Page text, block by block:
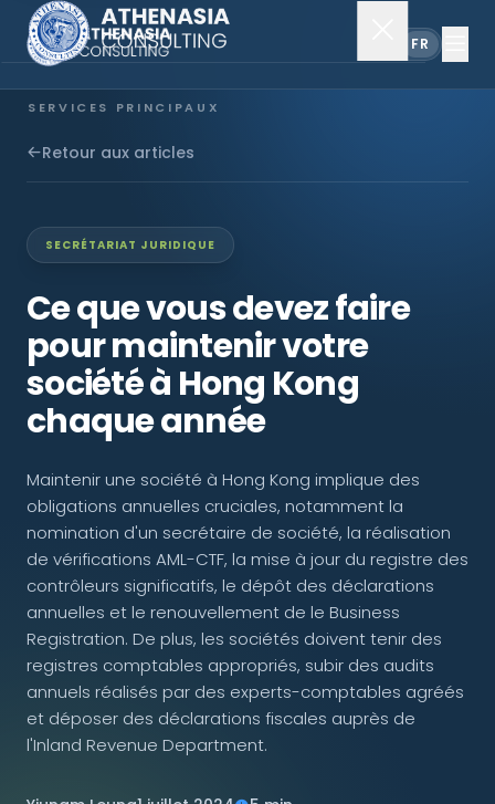
FR
SERVICES PRINCIPAUX
Constitution de société
EXPLORER
À propos
NOUS SUIVRE
Contactez-nous
Retour aux articles
SECRÉTARIAT JURIDIQUE
Ce que vous devez faire
pour maintenir votre
société à Hong Kong
chaque année
Maintenir une société à Hong Kong implique des
obligations annuelles cruciales, notamment la
nomination d'un secrétaire de société, la réalisation
de vérifications AML-CTF, la mise à jour du registre des
contrôleurs significatifs, le dépôt des déclarations
annuelles et le renouvellement de le Business
Registration. De plus, les sociétés doivent tenir des
registres comptables appropriés, subir des audits
annuels réalisés par des experts-comptables agréés
et déposer des déclarations fiscales auprès de
l'Inland Revenue Department.